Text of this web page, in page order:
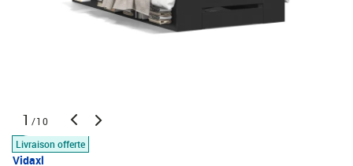
1 /10
Livraison offerte
Vidaxl